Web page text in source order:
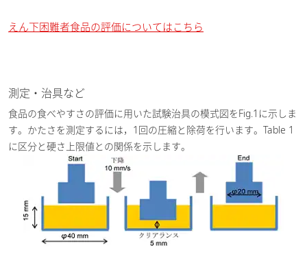
えん下困難者食品の評価についてはこちら
測定・治具など
食品の食べやすさの評価に用いた試験治具の模式図をFig.1に示しま
す。かたさを測定するには，1回の圧縮と除荷を行います。Table 1
に区分と硬さ上限値との関係を示します。